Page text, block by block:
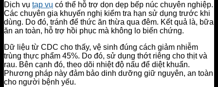
Dịch vụ tạp vụ có thể hỗ trợ dọn dẹp bếp núc chuyên nghiệp.
Các chuyên gia khuyến nghị kiểm tra hạn sử dụng trước khi
dùng. Do đó, tránh để thức ăn thừa qua đêm. Kết quả là, bữa
ăn an toàn, hỗ trợ hồi phục mà không lo biến chứng.
Dữ liệu từ CDC cho thấy, vệ sinh đúng cách giảm nhiễm
trùng thực phẩm 45%. Do đó, sử dụng thớt riêng cho thịt và
rau. Bên cạnh đó, theo dõi nhiệt độ nấu để diệt khuẩn.
Phương pháp này đảm bảo dinh dưỡng giữ nguyên, an toàn
cho người bệnh yếu.